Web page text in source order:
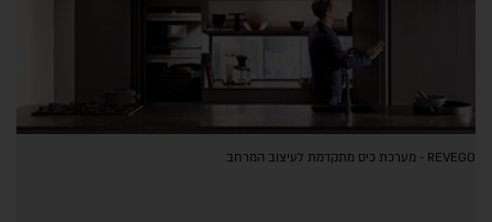
REVEGO - מערכת כיס מתקדמת לעיצוב המרחב